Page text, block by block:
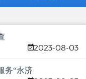
2023-08-03
务“永济